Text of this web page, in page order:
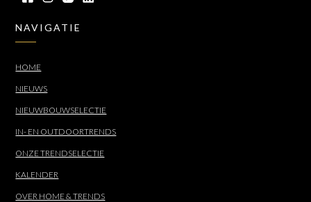
NAVIGATIE
HOME
NIEUWS
NIEUWBOUWSELECTIE
IN- EN OUTDOORTRENDS
ONZE TRENDSELECTIE
KALENDER
OVER HOME & TRENDS